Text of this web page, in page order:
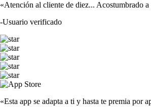
«Atención al cliente de diez... Acostumbrado
-Usuario verificado
«Esta app se adapta a ti y hasta te premia por